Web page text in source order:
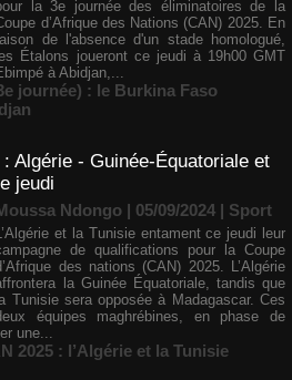
la 3e journée des éliminatoires de la
d’Afrique des Nations (CAN) 2025. En
de l'absence d'un stade homologué,
Étalons joueront ce jeudi à 19h00 GMT
à Abidjan,...
journée) : le Burkina Faso
Algérie - Guinée-Équatoriale et
jeudi
Ndongo | 05/09/2024 | Sport
et la Tunisie entament ce jeudi leur
de qualifications pour la Coupe
des nations (CAN) 2025. L’Algérie
la Guinée Équatoriale, tandis que
Tunisie sera opposée à Madagascar. Ces
équipes maghrébines, en phase de
une...
2025 : l’Algérie et la Tunisie